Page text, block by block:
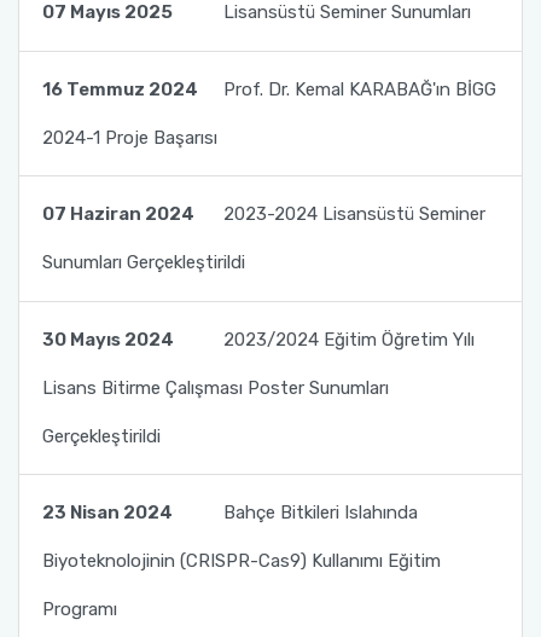
07 Mayıs 2025 Lisansüstü Seminer Sunumları
16 Temmuz 2024 Prof. Dr. Kemal KARABAĞ'ın BİGG
2024-1 Proje Başarısı
07 Haziran 2024 2023-2024 Lisansüstü Seminer
Sunumları Gerçekleştirildi
30 Mayıs 2024 2023/2024 Eğitim Öğretim Yılı
Lisans Bitirme Çalışması Poster Sunumları
Gerçekleştirildi
23 Nisan 2024 Bahçe Bitkileri Islahında
Biyoteknolojinin (CRISPR-Cas9) Kullanımı Eğitim
Programı